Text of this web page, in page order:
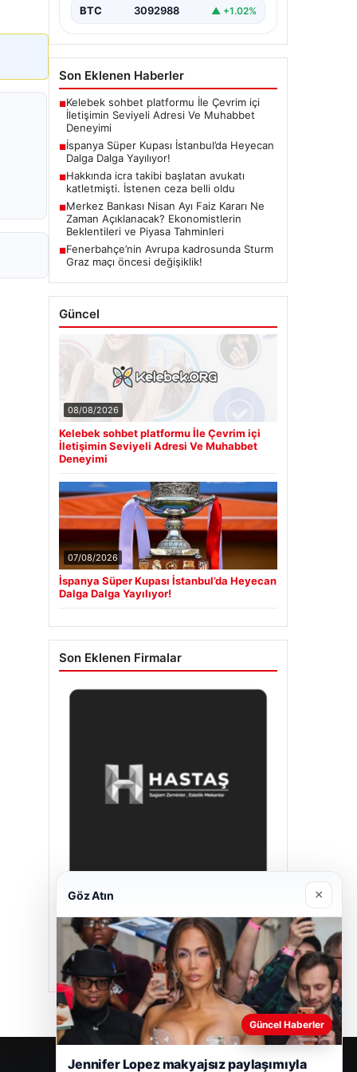
BTC 3092988 ▲ +1.02%
Son Eklenen Haberler
■Kelebek sohbet platformu İle Çevrim içi
İletişimin Seviyeli Adresi Ve Muhabbet
Deneyimi
■İspanya Süper Kupası İstanbul’da Heyecan
Dalga Dalga Yayılıyor!
■Hakkında icra takibi başlatan avukatı
katletmişti. İstenen ceza belli oldu
■Merkez Bankası Nisan Ayı Faiz Kararı Ne
Zaman Açıklanacak? Ekonomistlerin
Beklentileri ve Piyasa Tahminleri
■Fenerbahçe’nin Avrupa kadrosunda Sturm
Graz maçı öncesi değişiklik!
Güncel
08/08/2026
Kelebek sohbet platformu İle Çevrim içi
İletişimin Seviyeli Adresi Ve Muhabbet
Deneyimi
07/08/2026
İspanya Süper Kupası İstanbul’da Heyecan
Dalga Dalga Yayılıyor!
Son Eklenen Firmalar
Hastaş Beton
26/05/2026
Göz Atın ×
Güncel Haberler
Jennifer Lopez makyajsız paylaşımıyla